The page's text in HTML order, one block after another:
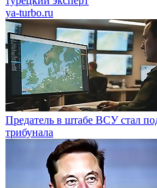
ya-turbo.ru
Предатель в штабе ВСУ стал
трибунала